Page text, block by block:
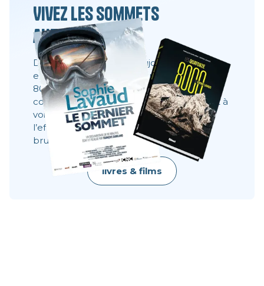
Vivez les sommets
autrement
Des films, des livres et toujours la même
envie : partager ce que l’on ne voit pas à
8000 mètres. Ces récits montrent les
coulisses, les visages, les choix. Ils donnent à
voir ce qu’une image ne dit pas toujours :
l’effort, le doute, la résilience, la beauté
brute.
livres & films